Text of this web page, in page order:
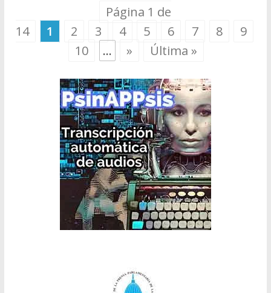
Página 1 de
14
1 2 3 4 5 6 7 8
9
10
... » Última »